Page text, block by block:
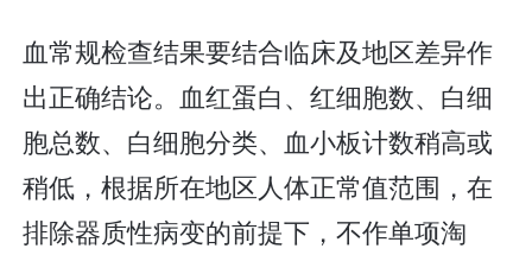
血常规检查结果要结合临床及地区差异作
出正确结论。血红蛋白、红细胞数、白细
胞总数、白细胞分类、血小板计数稍高或
稍低，根据所在地区人体正常值范围，在
排除器质性病变的前提下，不作单项淘